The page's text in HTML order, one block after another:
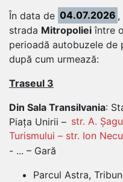
În data de 04.07.2026 ,
strada Mitropoliei între
perioadă autobuzele de
după cum urmează:
Traseul 3
Din Sala Transilvania:
Piața Unirii – str. A.
Turismului – str. Ion
- ... – Gară
Parcul Astra,